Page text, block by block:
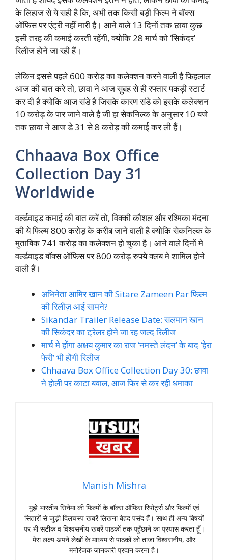
के लिहाज से ये सही है कि, अभी तक किसी बड़ी फिल्म ने बॉक्स
ऑफिस पर एंट्री नहीं मारी है। आने वाले 13 दिनों तक छावा कुछ
इसी तरह की कमाई करती रहेंगी, क्योकि 28 मार्च को ‘सिकंदर’
रिलीज होने जा रही हैं।
लेकिन इससे पहले 600 करोड़ का कलेक्शन करने वाली है फ़िहलाल
आज की बात करे तो, छावा ने आज सुबह से ही रफ्तार पकड़ी स्टार्ट
कर दी है क्योकि आज संडे है जिसके कारण संडे को इसके कलेक्शन
10 करोड़ के पार जाने वाले है जी हा सेकनिल्क के अनुसार 10 बजे
तक छावा ने आज डे 31 से 8 करोड़ की कमाई कर ली हैं।
Chhaava Box Office
Collection Day 31
Worldwide
वर्ल्डवाइड कमाई की बात करें तो, विक्की कौशल और रश्मिका मंदना
की ये फिल्म 800 करोड़ के करीब जाने वाली है क्योकि सेकनिल्क के
मुताबिक 741 करोड़ का कलेक्शन हो चुका है। आने वाले दिनों मे
वर्ल्डवाइड बॉक्स ऑफिस पर 800 करोड़ रुपये क्लब मे शामिल होने
वाली हैं।
अभिनेता आमिर खान की Sitare Zameen Par फिल्म
की रिलीज़ आई सामने?
Sikandar Trailer Release Date: सलमान खान
की सिकंदर का ट्रेलर होने जा रह जल्द रिलीज
मार्च मे होंगा अक्षय कुमार का राज ‘नमस्ते लंदन’ के बाद ‘हेरा
फेरी’ भी होंगी रिलीज
Chhaava Box Office Collection Day 30: छावा
ने होली पर काटा बवाल, आज फिर से कर रही धमाका
Manish Mishra
मुझे भारतीय सिनेमा की फिल्मों के बॉक्स ऑफिस रिपोर्ट्स और फिल्मों एवं
सितारों से जुड़ी दिलचस्प खबरें लिखना बेहद पसंद हैं। साथ ही अन्य बिषयों
पर भी सटीक व विश्वसनीय खबरें पाठकों तक पहुँछाने का प्रयास करता हूँ।
मेरा लक्ष्य अपने लेखों के माध्यम से पाठकों को ताजा विश्वसनीय, और
मनोरंजक जानकारी प्रदान करना है।